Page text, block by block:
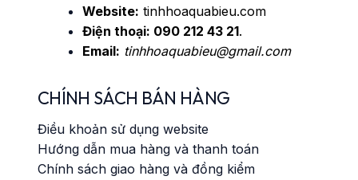
Website: tinhhoaquabieu.com
Điện thoại: 090 212 43 21.
Email: tinhhoaquabieu@gmail.com
CHÍNH SÁCH BÁN HÀNG
Điều khoản sử dụng website
Hướng dẫn mua hàng và thanh toán
Chính sách giao hàng và đồng kiểm